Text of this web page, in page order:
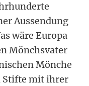
Aussendung
wäre Europa
Mönchsvater
Mönche
Stifte mit ihrer